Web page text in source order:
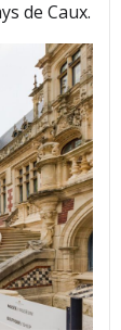
de Caux.